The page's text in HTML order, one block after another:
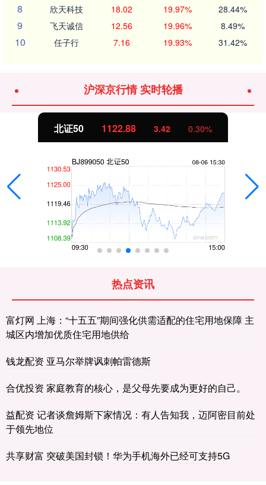
8 欣天科技 18.02 19.97% 28.44%
9 飞天诚信 12.56 19.96% 8.49%
10 任子行 7.16 19.93% 31.42%
沪深京行情 实时轮播
北证50 1122.88 3.42 0.30%
热点资讯
富灯网 上海：“十五五”期间强化供需适配的住宅用地保障 主
城区内增加优质住宅用地供给
钱龙配资 亚马尔举牌讽刺帕雷德斯
合优投资 家庭教育的核心，是父母先要成为更好的自己。
益配资 记者谈詹姆斯下家情况：有人告知我，迈阿密目前处
于领先地位
共享财富 突破美国封锁！华为手机海外已经可支持5G